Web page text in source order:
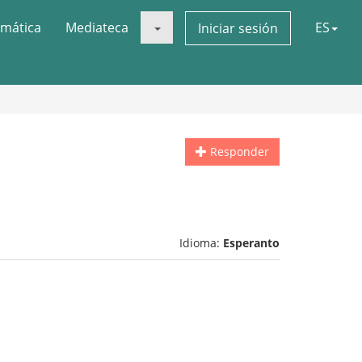
Mediateca Iniciar sesión ES
Responder
Idioma: Esperanto